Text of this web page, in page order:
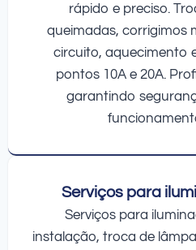
rápido e preciso.
queimadas, corrigimos
circuito, aquecimento
pontos 10A e 20A.
garantindo
Serviços para
Serviços para
instalação, troca de